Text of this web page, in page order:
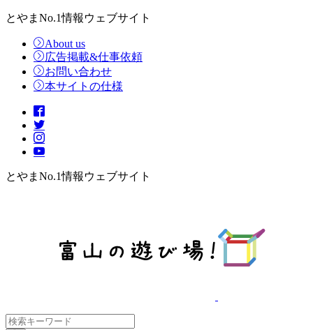
とやまNo.1情報ウェブサイト
About us
広告掲載&仕事依頼
お問い合わせ
本サイトの仕様
とやまNo.1情報ウェブサイト